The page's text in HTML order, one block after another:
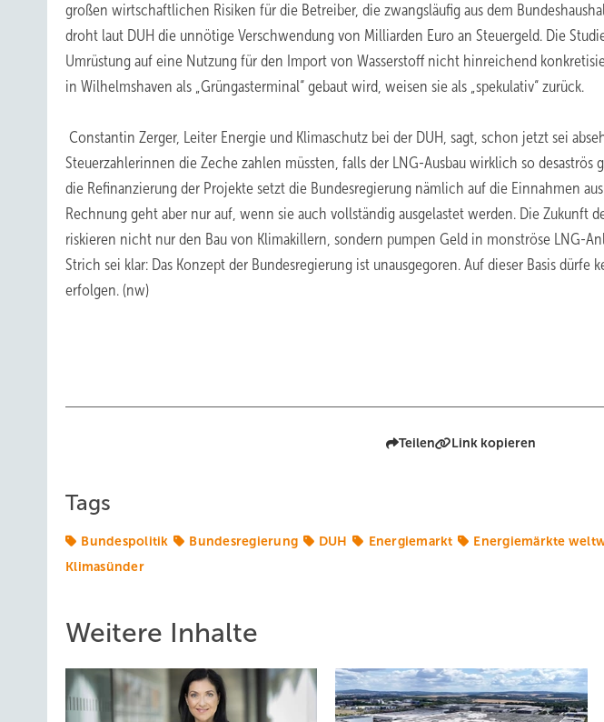
großen wirtschaftlichen Risiken für die Betreiber, die zwangsläufig aus dem
droht laut DUH die unnötige Verschwendung von Milliarden Euro an Steuergeld. Die
Umrüstung auf eine Nutzung für den Import von Wasserstoff nicht hinreichend
in Wilhelmshaven als „Grüngasterminal“ gebaut wird, weisen sie als „spekulativ“ zurück.
Constantin Zerger, Leiter Energie und Klimaschutz bei der DUH, sagt, schon jetzt sei
Steuerzahlerinnen die Zeche zahlen müssten, falls der LNG-Ausbau wirklich so desaströs
die Refinanzierung der Projekte setzt die Bundesregierung nämlich auf die Einnahmen
Rechnung geht aber nur auf, wenn sie auch vollständig ausgelastet werden. Die Zukunft
riskieren nicht nur den Bau von Klimakillern, sondern pumpen Geld in monströse LNG-
Strich sei klar: Das Konzept der Bundesregierung ist unausgegoren. Auf dieser Basis dürfe
erfolgen. (nw)
Teilen Link kopieren
Tags
Bundespolitik Bundesregierung DUH Energiemarkt Energiemärkte
Klimasünder
Weitere Inhalte